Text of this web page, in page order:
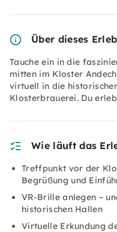
Über dieses
Tauche ein in die
mitten im Kloster
virtuell in die
Klosterbrauerei. Du
Wie läuft das
Treffpunkt vor der
Begrüßung und
VR-Brille anlegen –
historischen Hallen
Virtuelle Erkundung